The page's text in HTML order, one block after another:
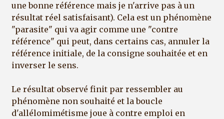
une bonne référence mais je n'arrive pas à un
résultat réel satisfaisant). Cela est un phénomène
"parasite" qui va agir comme une "contre
référence" qui peut, dans certains cas, annuler la
référence initiale, de la consigne souhaitée et en
inverser le sens.
Le résultat observé finit par ressembler au
phénomène non souhaité et la boucle
d'allélomimétisme joue à contre emploi en